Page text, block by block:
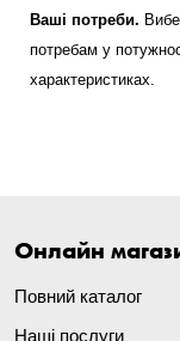
Ваші потреби.
потребам у
характеристиках.
Онлайн
Повний каталог
Наші послуги